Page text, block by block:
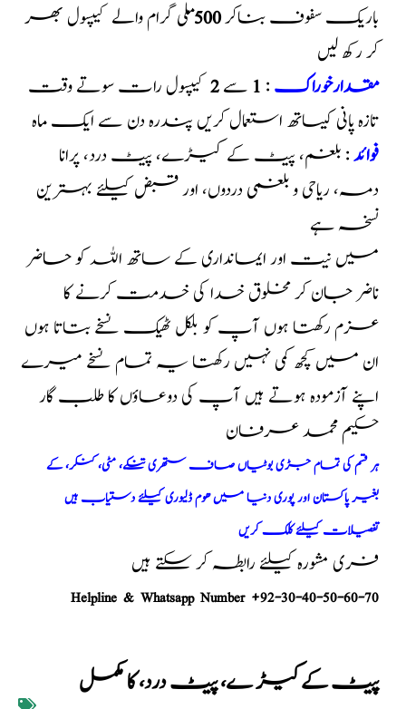
باریک سفوف بناکر500ملی گرام والے کیپسول بھر
کر رکھ لیں
مقدارخوراک:
1 سے2 کیپسول رات سوتے وقت
تازہ پانی کیساتھ استعمال کریں پندرہ دن سے ایک ماہ
فوائد: بلغم، پیٹ کے کیڑے، پیٹ درد، پرانا
دمہ، ریاحی و بلغمی دردوں، اور قبض کیلئے بہترین
نسخہ ہے
میں نیت اور ایمانداری کے ساتھ اللہ کو حاضر
ناضر جان کر مخلوق خدا کی خدمت کرنے کا
عزم رکھتا ہوں آپ کو بلکل ٹھیک نسخے بتاتا ہوں
ان میں کچھ کمی نہیں رکھتا یہ تمام نسخے میرے
اپنے آزمودہ ہوتے ہیں آپ کی دوعاؤں کا طلب گار
حکیم محمد عرفان
ہر قسم کی تمام جڑی بوٹیاں صاف ستھری تنکے، مٹی، کنکر، کے
بغیر پاکستان اور پوری دنیا میں ھوم ڈلیوری کیلئے دستیاب ہیں
تفصیلات کیلئے کلک کریں
فری مشورہ کیلئے رابطہ کر سکتے ہیں
Helpline & Whatsapp Number +92-30-40-50-60-70
پیٹ کےکیڑ ے، پیٹ درد، کا مکمل